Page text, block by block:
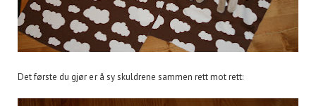
Det første du gjør er å sy skuldrene sammen rett mot rett: